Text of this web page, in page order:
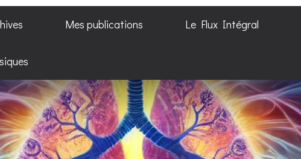
Mes publications Le Flux Intégral